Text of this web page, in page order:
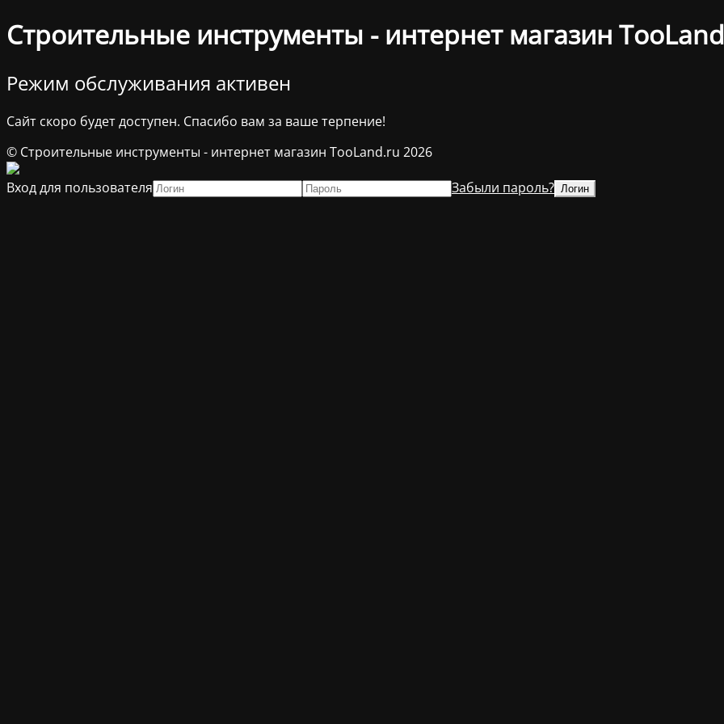
Строительные инструменты - интернет магазин
Режим обслуживания активен
Сайт скоро будет доступен. Спасибо вам за ваше терпение!
© Строительные инструменты - интернет магазин TooLand.ru 2026
Вход для пользователя
Забыли пароль?